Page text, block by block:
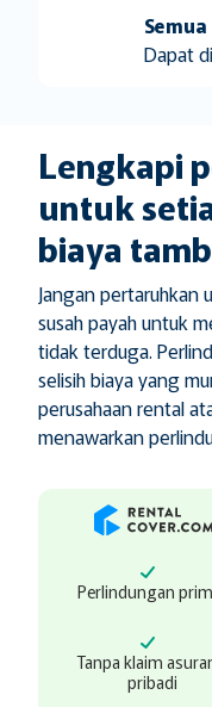
Dapat
Lengkapi
untuk
biaya
Jangan pertaruhkan
susah payah untuk
tidak terduga.
selisih biaya yang
perusahaan rental
menawarkan
Perlindungan
Tanpa klaim
pribadi